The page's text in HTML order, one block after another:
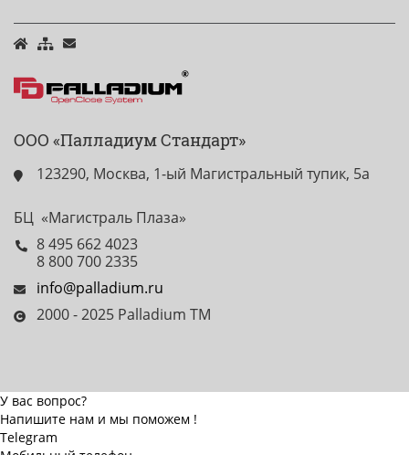
ООО «Палладиум Стандарт»
123290, Москва, 1-ый Магистральный тупик, 5а
БЦ «Магистраль Плаза»
8 495 662 4023
8 800 700 2335
info@palladium.ru
2000 - 2025 Palladium TM
У вас вопрос?
Напишите нам и мы поможем !
Telegram